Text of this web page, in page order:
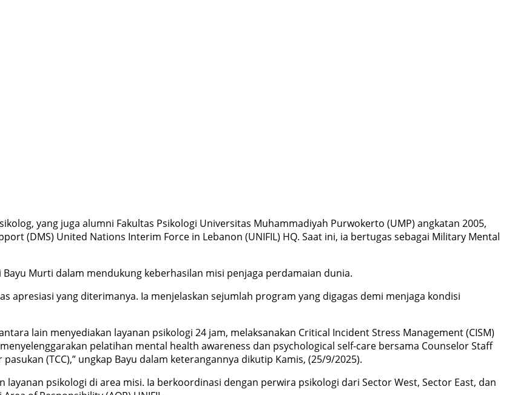
yang juga alumni Fakultas Psikologi Universitas Muhammadiyah Purwokerto (UMP) angkatan 2005,
(DMS) United Nations Interim Force in Lebanon (UNIFIL) HQ. Saat ini, ia bertugas sebagai Military Mental
Murti dalam mendukung keberhasilan misi penjaga perdamaian dunia.
apresiasi yang diterimanya. Ia menjelaskan sejumlah program yang digagas demi menjaga kondisi
lain menyediakan layanan psikologi 24 jam, melaksanakan Critical Incident Stress Management (CISM)
pelatihan mental health awareness dan psychological self-care bersama Counselor Staff
(TCC),” ungkap Bayu dalam keterangannya dikutip Kamis, (25/9/2025).
psikologi di area misi. Ia berkoordinasi dengan perwira psikologi dari Sector West, Sector East, dan